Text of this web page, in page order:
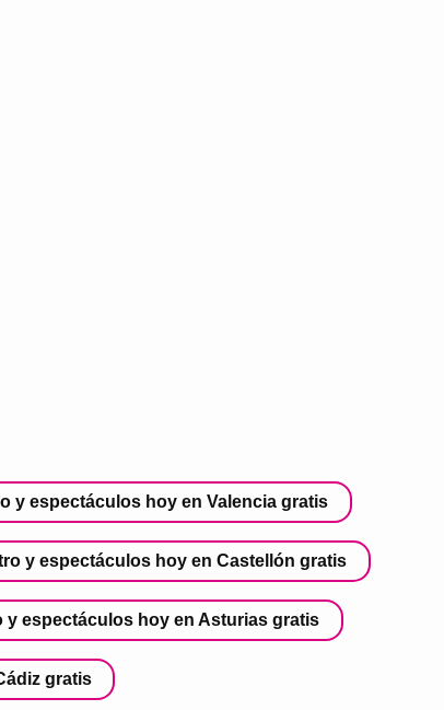
y espectáculos hoy en Valencia gratis
y espectáculos hoy en Castellón gratis
y espectáculos hoy en Asturias gratis
gratis